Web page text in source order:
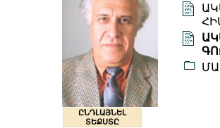
ԸՆԴԼԱՅՆԵԼ
ՏԵՔՍՏԸ